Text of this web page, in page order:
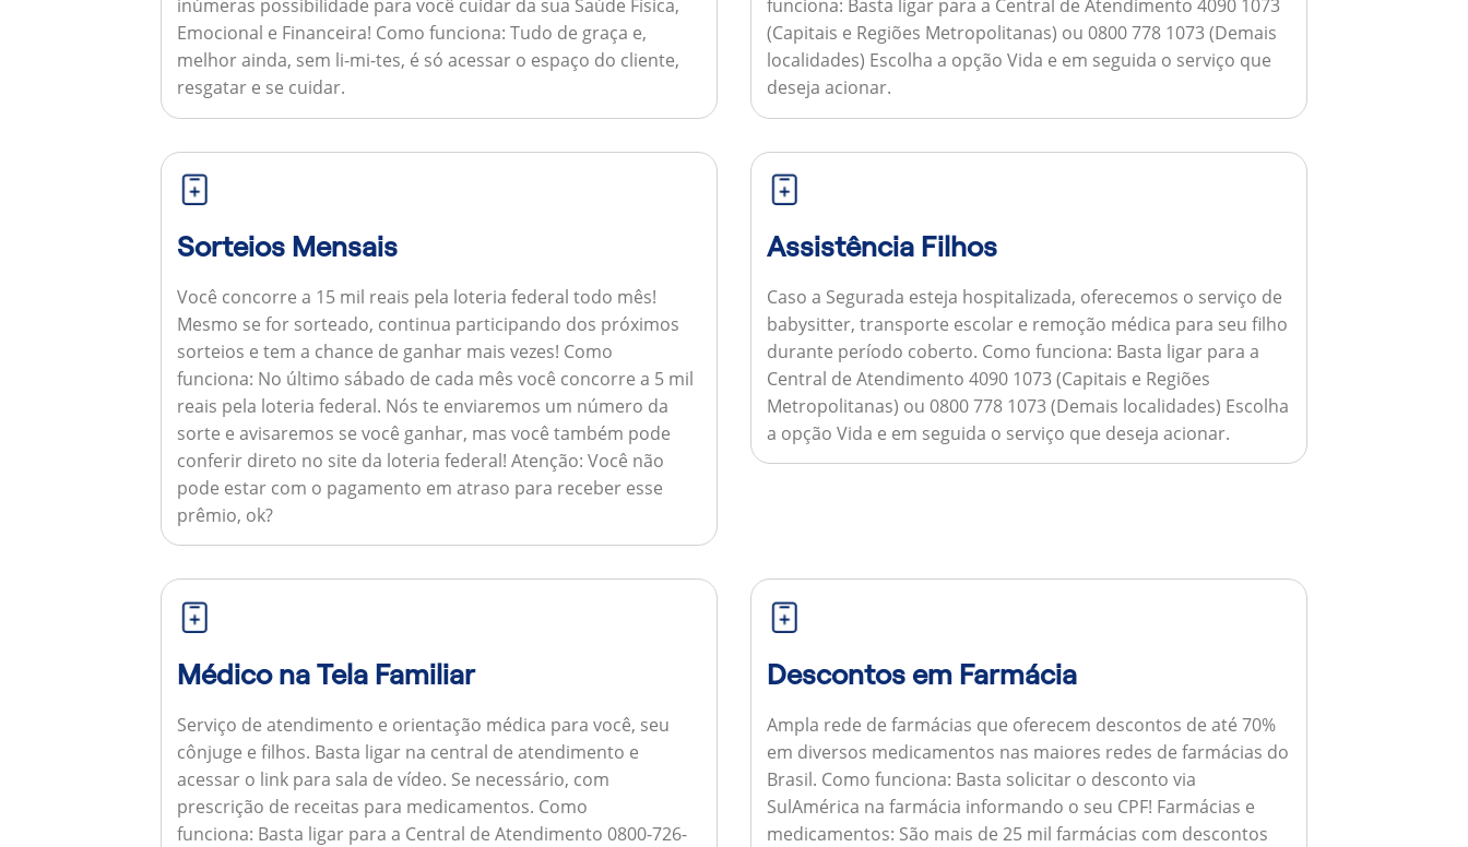
inúmeras possibilidade para você cuidar da sua Saúde Física,
Emocional e Financeira! Como funciona: Tudo de graça e,
melhor ainda, sem li-mi-tes, é só acessar o espaço do cliente,
resgatar e se cuidar.
funciona: Basta ligar para a Central de Atendimento 4090 1073
(Capitais e Regiões Metropolitanas) ou 0800 778 1073 (Demais
localidades) Escolha a opção Vida e em seguida o serviço que
deseja acionar.
Sorteios Mensais
Você concorre a 15 mil reais pela loteria federal todo mês!
Mesmo se for sorteado, continua participando dos próximos
sorteios e tem a chance de ganhar mais vezes! Como
funciona: No último sábado de cada mês você concorre a 5 mil
reais pela loteria federal. Nós te enviaremos um número da
sorte e avisaremos se você ganhar, mas você também pode
conferir direto no site da loteria federal!Atenção: Você não
pode estar com o pagamento em atraso para receber esse
prêmio, ok?
Assistência Filhos
Caso a Segurada esteja hospitalizada, oferecemos o serviço de
babysitter, transporte escolar e remoção médica para seu filho
durante período coberto. Como funciona: Basta ligar para a
Central de Atendimento 4090 1073 (Capitais e Regiões
Metropolitanas) ou 0800 778 1073 (Demais localidades) Escolha
a opção Vida e em seguida o serviço que deseja acionar.
Médico na Tela Familiar
Serviço de atendimento e orientação médica para você, seu
cônjuge e filhos. Basta ligar na central de atendimento e
acessar o link para sala de vídeo. Se necessário, com
prescrição de receitas para medicamentos. Como
funciona: Basta ligar para a Central de Atendimento 0800-726-
Descontos em Farmácia
Ampla rede de farmácias que oferecem descontos de até 70%
em diversos medicamentos nas maiores redes de farmácias do
Brasil. Como funciona: Basta solicitar o desconto via
SulAmérica na farmácia informando o seu CPF! Farmácias e
medicamentos: São mais de 25 mil farmácias com descontos